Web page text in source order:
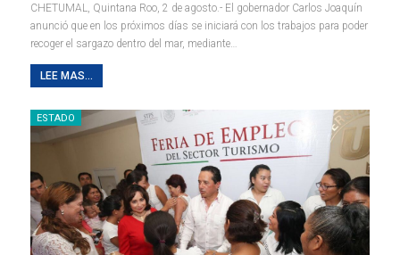
CHETUMAL, Quintana Roo, 2 de agosto.- El gobernador Carlos Joaquín
anunció que en los próximos días se iniciará con los trabajos para poder
recoger el sargazo dentro del mar, mediante…
LEE MAS...
ESTADO